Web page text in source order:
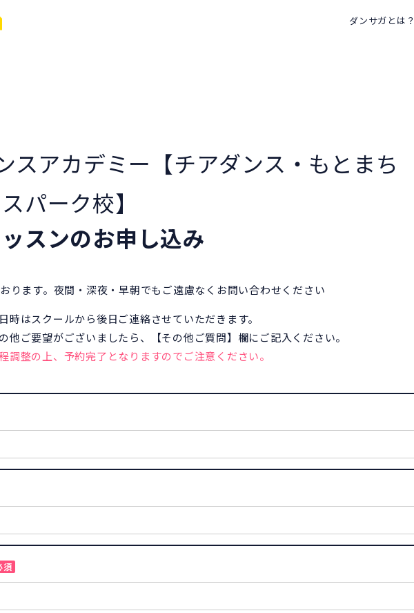
ダンサガとは？
スアカデミー【チアダンス・もとまち
パーク校】
スンのお申し込み
ります。夜間・深夜・早朝でもご遠慮なくお問い合わせください
時はスクールから後日ご連絡させていただきます。
他ご要望がございましたら、【その他ご質問】欄にご記入ください。
調整の上、予約完了となりますのでご注意ください。
須